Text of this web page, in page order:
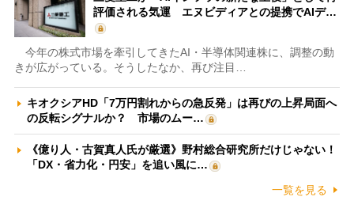
評価される気運 エヌビディアとの提携でAIデ…
今年の株式市場を牽引してきたAI・半導体関連株に、調整の動
きが広がっている。そうしたなか、再び注目…
キオクシアHD「7万円割れからの急反発」は再びの上昇局面へ
の反転シグナルか？ 市場のムー…
《億り人・古賀真人氏が厳選》野村総合研究所だけじゃない！
「DX・省力化・円安」を追い風に…
一覧を見る